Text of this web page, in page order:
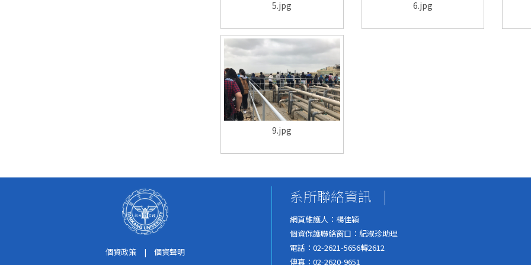
5.jpg 6.jpg
9.jpg
個資政策 | 個資聲明
系所聯絡資訊 |
網頁維護人：楊佳穎
個資保護聯絡窗口：紀淑珍助理
電話：02-2621-5656轉2612
傳真：02-2620-9651